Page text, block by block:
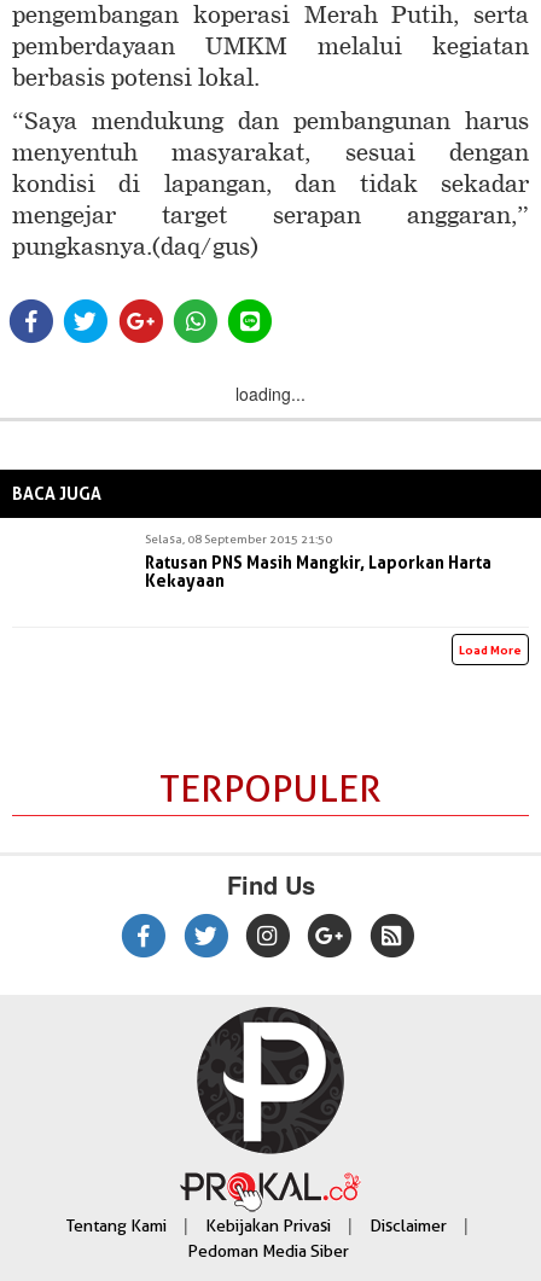
pengembangan koperasi Merah Putih, serta
pemberdayaan UMKM melalui kegiatan
berbasis potensi lokal.
“Saya mendukung dan pembangunan harus
menyentuh masyarakat, sesuai dengan
kondisi di lapangan, dan tidak sekadar
mengejar target serapan anggaran,”
pungkasnya.(daq/gus)
loading...
BACA JUGA
Selasa, 08 September 2015 21:50
Ratusan PNS Masih Mangkir, Laporkan Harta
Kekayaan
Load More
TERPOPULER
Find Us
Tentang Kami | Kebijakan Privasi | Disclaimer |
Pedoman Media Siber